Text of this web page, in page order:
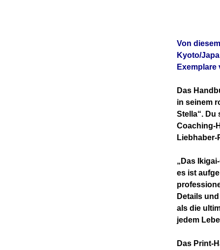
Von
Kyoto/
Exemplare
Das
in seinem
Stella“. Du
Coaching-
„Das
es ist
Details
als die
jedem
Das Print-